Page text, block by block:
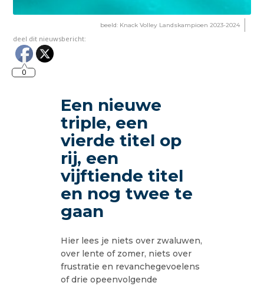
beeld: Knack Volley Landskampioen 2023-2024
deel dit nieuwsbericht:
0
Een nieuwe
triple, een
vierde titel op
rij, een
vijftiende titel
en nog twee te
gaan
Hier lees je niets over zwaluwen,
over lente of zomer, niets over
frustratie en revanchegevoelens
of drie opeenvolgende